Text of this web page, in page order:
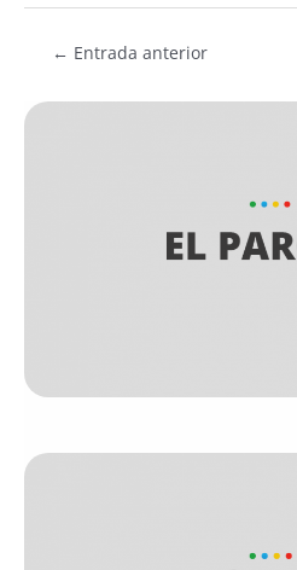
← Entrada anterior